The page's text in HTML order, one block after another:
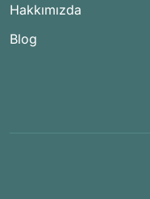
Hakkımızda
Blog